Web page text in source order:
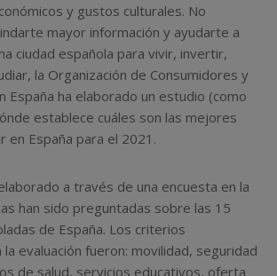
y gustos culturales. No
mayor información y ayudarte a
ciudad española para vivir, invertir,
la Organización de Consumidores y
España ha elaborado un estudio (como
establece cuáles son las mejores
en España para el 2021.
a través de una encuesta en la
han sido preguntadas sobre las 15
de España. Los criterios
evaluación fueron: movilidad, seguridad
de salud, servicios educativos, oferta